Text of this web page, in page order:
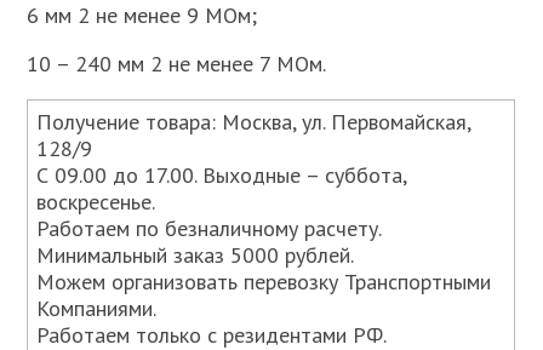
6 мм 2 не менее 9 МОм;
10 – 240 мм 2 не менее 7 МОм.
Получение товара: Москва, ул. Первомайская,
128/9
С 09.00 до 17.00. Выходные – суббота,
воскресенье.
Работаем по безналичному расчету.
Минимальный заказ 5000 рублей.
Можем организовать перевозку Транспортными
Компаниями.
Работаем только с резидентами РФ.